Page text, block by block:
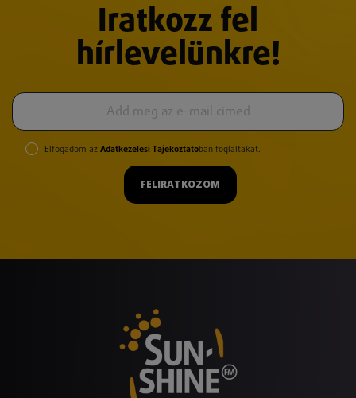
Iratkozz fel
hírlevelünkre!
Elfogadom az Adatkezelési Tájékoztatóban foglaltakat.
FELIRATKOZOM